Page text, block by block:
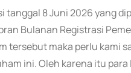
8 Juni 2026 yang
Bulanan Registrasi
tersebut maka perlu kami
ini. Oleh karena itu